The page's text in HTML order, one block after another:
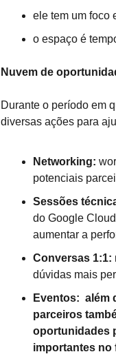
ele tem um foco
o espaço é
Nuvem de
Durante o período em
diversas ações para
Networking:
potenciais
Sessões
do Google
aumentar a
Conversas 1:1:
dúvidas mais
Eventos: além
parceiros
oportunidades
importantes no